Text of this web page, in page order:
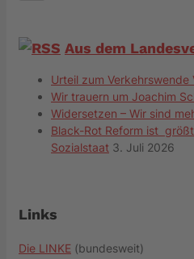
Aus dem
Urteil zum Verkehrswende
Wir trauern um Joachim
Widersetzen – Wir sind
Black-Rot Reform ist
Sozialstaat 3. Juli 2026
Links
Die LINKE (bundesweit)